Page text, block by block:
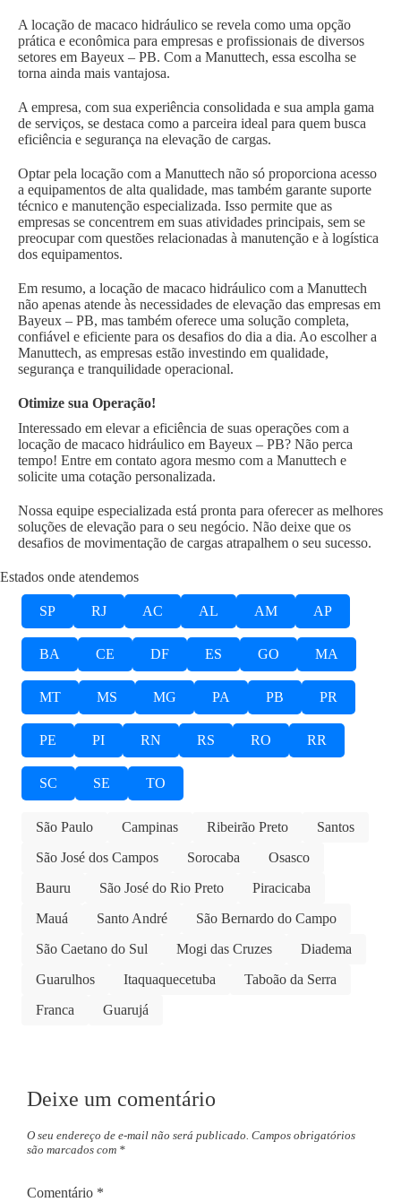
A locação de macaco hidráulico se revela como uma opção
prática e econômica para empresas e profissionais de diversos
setores em Bayeux – PB. Com a Manuttech, essa escolha se
torna ainda mais vantajosa.
A empresa, com sua experiência consolidada e sua ampla gama
de serviços, se destaca como a parceira ideal para quem busca
eficiência e segurança na elevação de cargas.
Optar pela locação com a Manuttech não só proporciona acesso
a equipamentos de alta qualidade, mas também garante suporte
técnico e manutenção especializada. Isso permite que as
empresas se concentrem em suas atividades principais, sem se
preocupar com questões relacionadas à manutenção e à logística
dos equipamentos.
Em resumo, a locação de macaco hidráulico com a Manuttech
não apenas atende às necessidades de elevação das empresas em
Bayeux – PB, mas também oferece uma solução completa,
confiável e eficiente para os desafios do dia a dia. Ao escolher a
Manuttech, as empresas estão investindo em qualidade,
segurança e tranquilidade operacional.
Otimize sua Operação!
Interessado em elevar a eficiência de suas operações com a
locação de macaco hidráulico em Bayeux – PB? Não perca
tempo! Entre em contato agora mesmo com a Manuttech e
solicite uma cotação personalizada.
Nossa equipe especializada está pronta para oferecer as melhores
soluções de elevação para o seu negócio. Não deixe que os
desafios de movimentação de cargas atrapalhem o seu sucesso.
Estados onde atendemos
SP RJ AC AL AM AP
BA CE DF ES GO MA
MT MS MG PA PB PR
PE PI RN RS RO RR
SC SE TO
São Paulo Campinas Ribeirão Preto
Santos
São José dos Campos
Sorocaba
Osasco
Bauru
São José do Rio Preto
Piracicaba
Mauá
Santo André
São Bernardo do Campo
São Caetano do Sul
Mogi das Cruzes
Diadema
Guarulhos
Itaquaquecetuba
Taboão da Serra
Franca
Guarujá
Deixe um comentário
O seu endereço de e-mail não será publicado. Campos obrigatórios
são marcados com *
Comentário *